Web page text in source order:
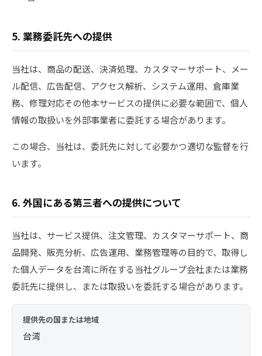
5. 業務委託先への提供
当社は、商品の配送、決済処理、カスタマーサポート、メー
ル配信、広告配信、アクセス解析、システム運用、倉庫業
務、修理対応その他本サービスの提供に必要な範囲で、個人
情報の取扱いを外部事業者に委託する場合があります。
この場合、当社は、委託先に対して必要かつ適切な監督を行
います。
6. 外国にある第三者への提供について
当社は、サービス提供、注文管理、カスタマーサポート、商
品開発、販売分析、広告運用、業務管理等の目的で、取得し
た個人データを台湾に所在する当社グループ会社または業務
委託先に提供し、または取扱いを委託する場合があります。
提供先の国または地域
台湾